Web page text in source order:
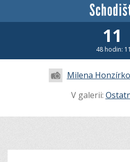
11
48 hodin: 11
Milena
V galerii: